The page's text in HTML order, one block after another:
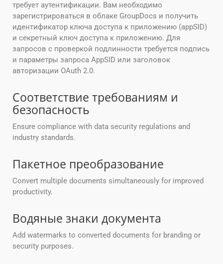
требует аутентификации. Вам необходимо
зарегистрироваться в облаке GroupDocs и получить
идентификатор ключа доступа к приложению (appSID)
и секретный ключ доступа к приложению. Для
запросов с проверкой подлинности требуется подпись
и параметры запроса AppSID или заголовок
авторизации OAuth 2.0.
Соответствие требованиям и
безопасность
Ensure compliance with data security regulations and
industry standards.
Пакетное преобразование
Convert multiple documents simultaneously for improved
productivity.
Водяные знаки документа
Add watermarks to converted documents for branding or
security purposes.